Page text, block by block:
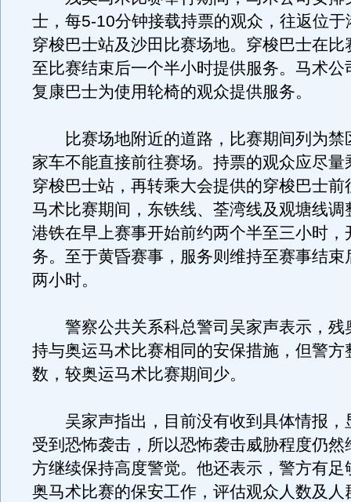
士，每5-10分钟接载持票的观众，往返位于
穿梭巴士站及沙田比赛场地。穿梭巴士在比
至比赛结束后一个半小时提供服务。马术公
复康巴士为使用轮椅的观众提供服务。
比赛场地附近的道路，比赛期间列为禁
家车不能直接前往赛场。持票的观众应尽量
穿梭巴士站，再转乘大会提供的穿梭巴士前
马术比赛期间，东铁线、荃湾线及观塘线调
港铁在早上赛事开始前约两个半至三小时，
务。至于黄昏赛事，服务则维持至赛事结束
两小时。
警察公共关系科总警司吴家声表示，残
持与奥运马术比赛相同的安保措施，但警方
数，较奥运马术比赛期间少。
吴家声指出，目前没有收到具体情报，
受到恐怖袭击，所以恐怖袭击威胁程度仍然
方继续保持高度警觉。他还表示，警方有足
奥马术比赛的保安工作，评估观众人数及人